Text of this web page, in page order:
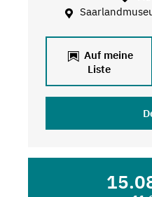
Auf meine
Liste